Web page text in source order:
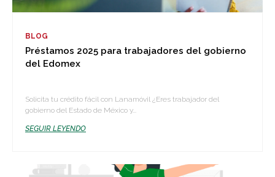
BLOG
Préstamos 2025 para trabajadores del gobierno
del Edomex
Solicita tu crédito fácil con Lanamóvil ¿Eres trabajador del
gobierno del Estado de México y...
SEGUIR LEYENDO